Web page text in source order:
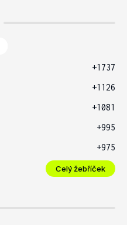
+1737
+1126
+1081
+995
+975
Celý žebříček